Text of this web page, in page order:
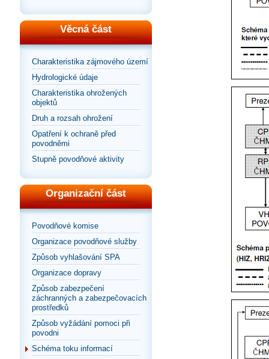
Věcná část
Charakteristika zájmového území
Hydrologické údaje
Charakteristika ohrožených
objektů
Druh a rozsah ohrožení
Opatření k ochraně před
povodněmi
Stupně povodňové aktivity
Organizační část
Povodňové komise
Organizace povodňové služby
Způsob vyhlašování SPA
Organizace dopravy
Způsob zabezpečení
záchranných a zabezpečovacích
prostředků
Způsob vyžádání pomoci při
povodni
Schéma toku informací